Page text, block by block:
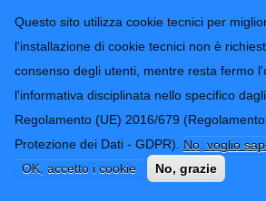
Questo sito utilizza cookie tecnici per
l'installazione di cookie tecnici non è
consenso degli utenti, mentre resta fermo
l'informativa disciplinata nello specifico
Regolamento (UE) 2016/679
Protezione dei Dati - GDPR). No, voglio
OK, accetto i cookie
No, grazie
Provincia di
Imperia
Form di ricerca
Avviso per
palestra annessa a I.T.I.S.